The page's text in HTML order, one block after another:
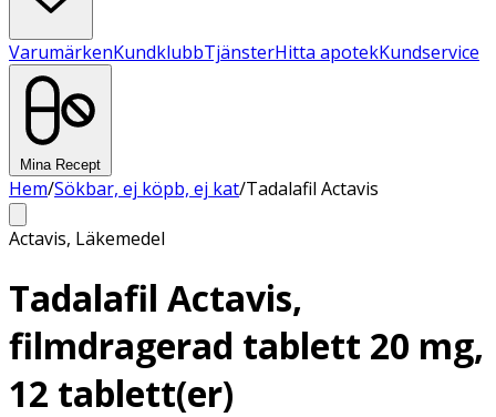
VarumärkenKundklubbTjänsterHitta apotekKundservice
Mina Recept
Hem/Sökbar, ej köpb, ej kat/Tadalafil Actavis
Actavis, Läkemedel
Tadalafil Actavis,
filmdragerad tablett 20 mg,
12 tablett(er)